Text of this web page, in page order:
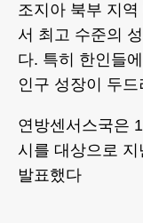
조지아 북부 지역
서 최고 수준의
다. 특히 한인들
인구 성장이 두드
연방센서스국은
시를 대상으로
발표했다